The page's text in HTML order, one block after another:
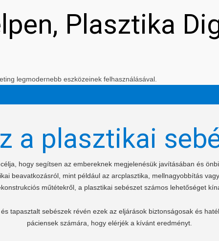
Plasztika
legmodernebb eszközeinek felhasználásával.
a plasztikai
hogy segítsen az embereknek megjelenésük javításában és
beavatkozásról, mint például az arcplasztika, mellnagyobbítás
műtétekről, a plasztikai sebészet számos lehetőséget
tapasztalt sebészek révén ezek az eljárások biztonságosak és
páciensek számára, hogy elérjék a kívánt eredményt.